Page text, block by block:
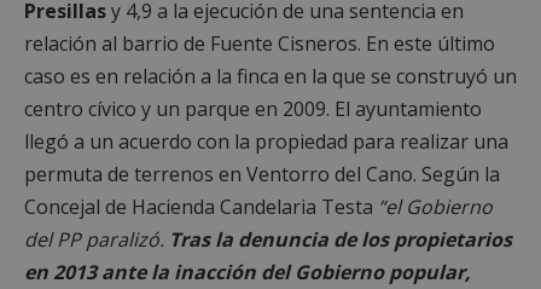
Presillasy 4,9 a la ejecución de una sentencia en
relación al barrio de Fuente Cisneros. En este último
caso es en relación a la finca en la que se construyó un
centro cívico y un parque en 2009. El ayuntamiento
llegó a un acuerdo con la propiedad para realizar una
permuta de terrenos en Ventorro del Cano. Según la
Concejal de Hacienda Candelaria Testa “el Gobierno
del PP paralizó. Tras la denuncia de los propietarios
en 2013 ante la inacción del Gobierno popular,